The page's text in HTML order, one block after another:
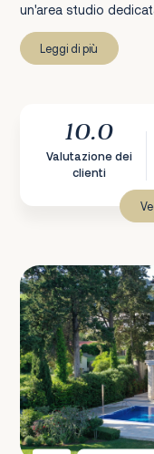
un'area studio
Leggi di più
10.0
Valutazione dei
clienti